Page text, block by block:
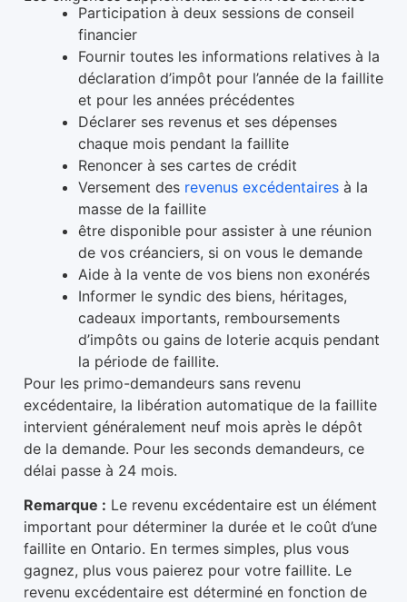
Participation à deux sessions de conseil
financier
Fournir toutes les informations relatives à la
déclaration d’impôt pour l’année de la faillite
et pour les années précédentes
Déclarer ses revenus et ses dépenses
chaque mois pendant la faillite
Renoncer à ses cartes de crédit
Versement des revenus excédentaires à la
masse de la faillite
être disponible pour assister à une réunion
de vos créanciers, si on vous le demande
Aide à la vente de vos biens non exonérés
Informer le syndic des biens, héritages,
cadeaux importants, remboursements
d’impôts ou gains de loterie acquis pendant
la période de faillite.
Pour les primo-demandeurs sans revenu
excédentaire, la libération automatique de la faillite
intervient généralement neuf mois après le dépôt
de la demande. Pour les seconds demandeurs, ce
délai passe à 24 mois.
Remarque : Le revenu excédentaire est un élément
important pour déterminer la durée et le coût d’une
faillite en Ontario. En termes simples, plus vous
gagnez, plus vous paierez pour votre faillite. Le
revenu excédentaire est déterminé en fonction de